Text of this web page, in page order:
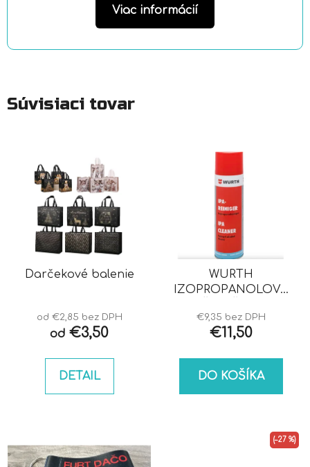
Viac informácií
Súvisiaci tovar
Darčekové balenie
od €2,85 bez DPH
od €3,50
DETAIL
WURTH
IZOPROPANOLOVÝ
€9,35 bez DPH
€11,50
DO KOŠÍKA
(–27 %)